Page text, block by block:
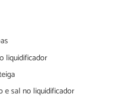
liquidificador
e sal no liquidificador